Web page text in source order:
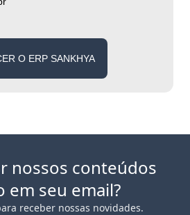
O ERP SANKHYA
nossos conteúdos
em seu email?
receber nossas novidades.